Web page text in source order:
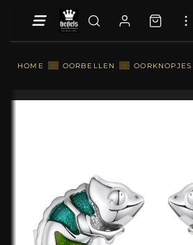
HOME :: OORBELLEN :: OORKNOPJES